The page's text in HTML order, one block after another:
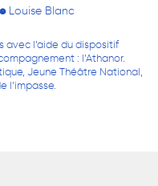
Louise Blanc
avec l’aide du dispositif
: l’Athanor.
Jeune Théâtre National,
l’impasse.